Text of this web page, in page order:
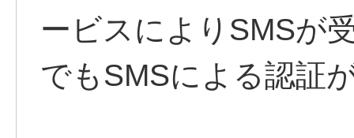
ービスによりSMSが
でもSMSによる認証